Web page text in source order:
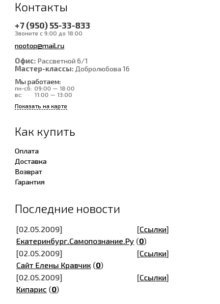
Контакты
+7 (950) 55-33-833
Звоните с 9:00 до 18:00
nootop@mail.ru
Офис: Рассветной 6/1
Мастер-классы: Добролюбова 16
Мы работаем:
пн-сб: 09:00 — 18:00
вс:
11:00 — 13:00
Показать на карте
Как купить
Оплата
Доставка
Возврат
Гарантия
Последние новости
[02.05.2009] [Ссылки]
Екатеринбург.Самопознание.Ру (0)
[02.05.2009]
[Ссылки]
Сайт Елены Кравчик (0)
[02.05.2009]
[Ссылки]
Кипарис (0)